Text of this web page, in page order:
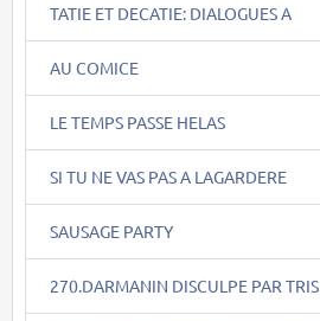
TATIE ET DECATIE: DIALOGUES A
AU COMICE
LE TEMPS PASSE HELAS
SI TU NE VAS PAS A LAGARDERE
SAUSAGE PARTY
270.DARMANIN DISCULPE PAR TRIS